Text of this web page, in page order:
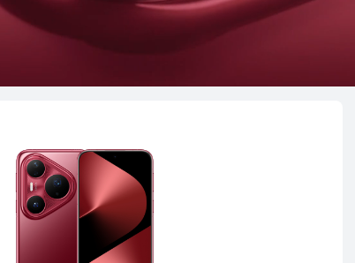
HUAWEI nova Y73
Daha ətraflı